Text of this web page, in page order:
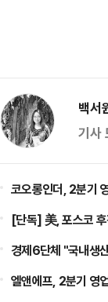
백
기사
코오롱인더, 2분기
[단독] 美, 포스코
경제6단체 "국내생
엘앤에프, 2분기